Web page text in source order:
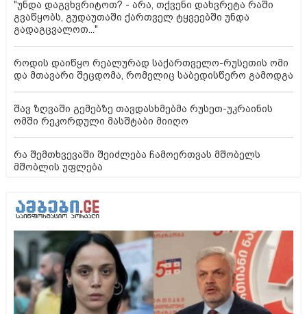
"უნდა დაგვხვრიტოთ? - არა, თქვენი დახვრეტა რაში
გვაწყობს, გუდაუთაში ქართველ ტყვეებში უნდა
გადაგცვალოთ..."
როდის დაიწყო რეალურად საქართველო-რუსეთის ომი
და მთავარი შეცდომა, რომელიც საბედისწერო გამოდგა
შავ ზღვაში გემებზე თავდასხმებმა რუსეთ-უკრაინის
ომში რეკორდული მასშტაბი მიიღო
რა შემთხვევაში შეიძლება ჩამოერთვას მშობელს
მშობლის უფლება